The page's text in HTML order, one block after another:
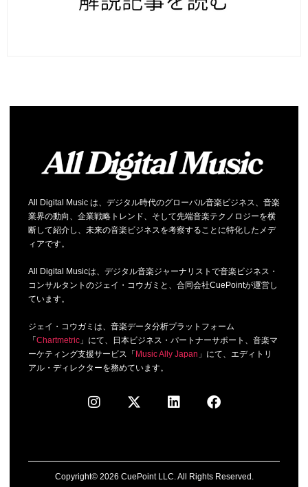
All Digital Music は、デジタル時代のグローバル音楽ビジネス、音楽
業界の動向、企業戦略トレンド、そして先端音楽テクノロジーを横
断して紹介し、未来の音楽ビジネスを考察することに特化したメデ
ィアです。
All Digital Musicは、デジタル音楽ジャーナリストで音楽ビジネス・
コンサルタントのジェイ・コウガミと、合同会社CuePointが運営し
ています。
ジェイ・コウガミは、音楽データ分析プラットフォーム
「 Chartmetric」にて、日本ビジネス・パートナーサポート、音楽マ
ーケティング支援サービス「 Music Ally Japan 」にて、エディトリ
アル・ディレクターを務めています。
Copyright© 2026 CuePoint LLC. All Rights Reserved.